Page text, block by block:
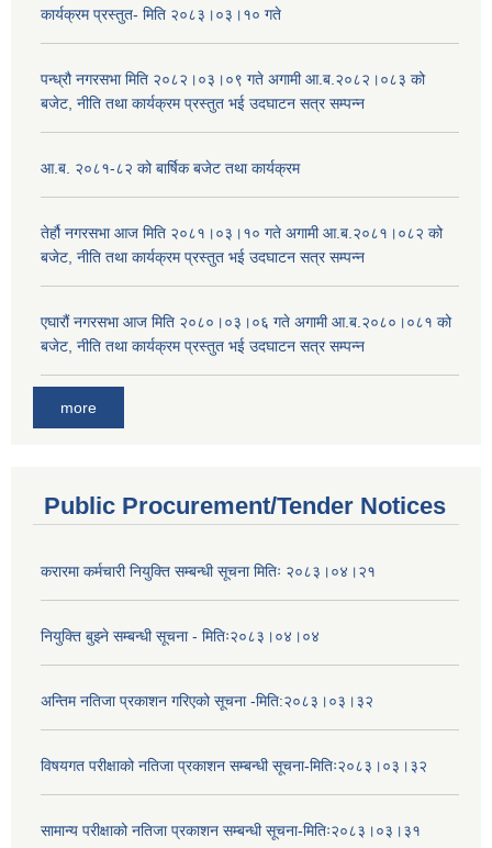
कार्यक्रम प्रस्तुत- मिति २०८३।०३।१० गते
पन्ध्रौ नगरसभा मिति २०८२।०३।०९ गते अगामी आ.ब.२०८२।०८३ को
बजेट, नीति तथा कार्यक्रम प्रस्तुत भई उदघाटन सत्र सम्पन्न
आ.ब. २०८१-८२ को बार्षिक बजेट तथा कार्यक्रम
तेर्हौ नगरसभा आज मिति २०८१।०३।१० गते अगामी आ.ब.२०८१।०८२ को
बजेट, नीति तथा कार्यक्रम प्रस्तुत भई उदघाटन सत्र सम्पन्न
एघारौं नगरसभा आज मिति २०८०।०३।०६ गते अगामी आ.ब.२०८०।०८१ को
बजेट, नीति तथा कार्यक्रम प्रस्तुत भई उदघाटन सत्र सम्पन्न
more
Public Procurement/Tender Notices
करारमा कर्मचारी नियुक्ति सम्बन्धी सूचना मितिः २०८३।०४।२१
नियुक्ति बुझ्ने सम्बन्धी सूचना - मितिः२०८३।०४।०४
अन्तिम नतिजा प्रकाशन गरिएको सूचना -मिति:२०८३।०३।३२
विषयगत परीक्षाको नतिजा प्रकाशन सम्बन्धी सूचना-मितिः२०८३।०३।३२
सामान्य परीक्षाको नतिजा प्रकाशन सम्बन्धी सूचना-मितिः२०८३।०३।३१